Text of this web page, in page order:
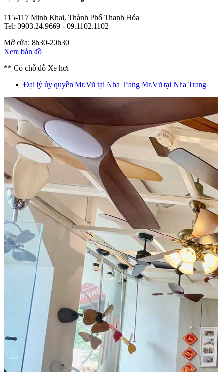
115-117 Minh Khai, Thành Phố Thanh Hóa
Tel: 0903.24.9669 - 09.1102.1102
Mở cửa: 8h30-20h30
Xem bản đồ
** Có chỗ đỗ Xe hơi
Đại lý ủy quyền Mr.Vũ tại Nha Trang Mr.Vũ tại Nha Trang